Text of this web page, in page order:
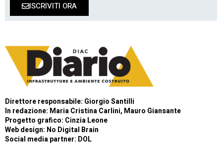
ISCRIVITI ORA
Direttore responsabile: Giorgio Santilli
In redazione: Maria Cristina Carlini, Mauro Giansante
Progetto grafico: Cinzia Leone
Web design: No Digital Brain
Social media partner: DOL